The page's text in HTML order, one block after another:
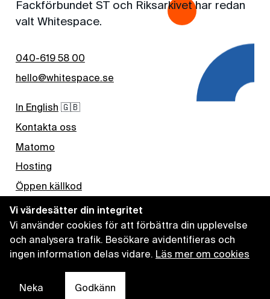
Vi värdesätter din integritet
Vi använder cookies för att förbättra din upplevelse
och analysera trafik. Besökare avidentifieras och
ingen information delas vidare. Läs mer om cookies
Neka Godkänn
Fackförbundet ST och Riksarkivet har redan
valt Whitespace.
040-619 58 00
hello@whitespace.se
In English 🇬🇧
Kontakta oss
Matomo
Hosting
Öppen källkod
Nyhetsbrev
Kaffe
Lediga jobb Linkedin